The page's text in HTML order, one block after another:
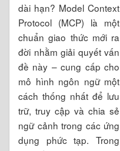
dài hạn? Model Context
Protocol (MCP) là một
chuẩn giao thức mới ra
đời nhằm giải quyết vấn
đề này – cung cấp cho
mô hình ngôn ngữ một
cách thống nhất để lưu
trữ, truy cập và chia sẻ
ngữ cảnh trong các ứng
dụng phức tạp. Trong